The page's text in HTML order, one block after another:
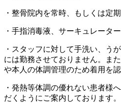
・整骨院内を常時、もしくは定
・手指消毒液、サーキュレータ
・スタッフに対して手洗い、う
には勤務させておりません。ま
や本人の体調管理のため着用を認
・発熱等体調の優れない患者様
だくようにご案内しております。